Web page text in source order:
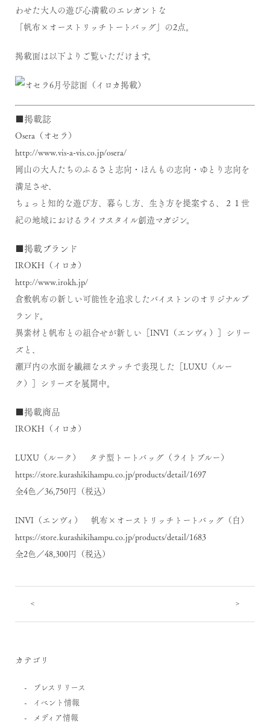
わせた大人の遊び心満載のエレガントな
「帆布×オーストリッチトートバッグ」の2点。
掲載面は以下よりご覧いただけます。
■掲載誌
Osera（オセラ）
http://www.vis-a-vis.co.jp/osera/
岡山の大人たちのふるさと志向・ほんもの志向・ゆとり志向を
満足させ、
ちょっと知的な遊び方、暮らし方、生き方を提案する、２１世
紀の地域におけるライフスタイル創造マガジン。
■掲載ブランド
IROKH（イロカ）
http://www.irokh.jp/
倉敷帆布の新しい可能性を追求したバイストンのオリジナルブ
ランド。
異素材と帆布との組合せが新しい［INVI（エンヴィ）］シリー
ズと、
瀬戸内の水面を繊細なステッチで表現した［LUXU（ルー
ク）］シリーズを展開中。
■掲載商品
IROKH（イロカ）
LUXU（ルーク） タテ型トートバッグ（ライトブルー）
https://store.kurashikihampu.co.jp/products/detail/1697
全4色／36,750円（税込）
INVI（エンヴィ） 帆布×オーストリッチトートバッグ（白）
https://store.kurashikihampu.co.jp/products/detail/1683
全2色／48,300円（税込）
< >
カテゴリ
プレスリリース
イベント情報
メディア情報